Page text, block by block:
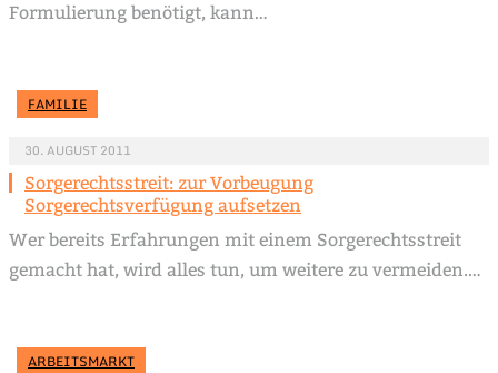
Formulierung benötigt, kann…
FAMILIE
30. AUGUST 2011
Sorgerechtsstreit: zur Vorbeugung
Sorgerechtsverfügung aufsetzen
Wer bereits Erfahrungen mit einem Sorgerechtsstreit
gemacht hat, wird alles tun, um weitere zu vermeiden.…
ARBEITSMARKT